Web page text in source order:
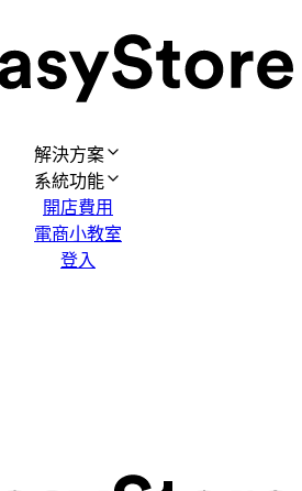
解決方案
系統功能
開店費用
電商小教室
登入